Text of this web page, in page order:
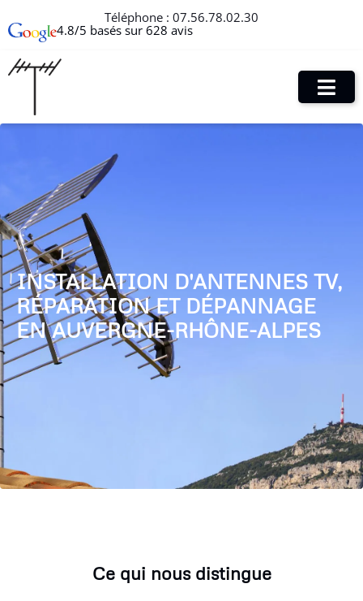
Téléphone : 07.56.78.02.30
4.8/5 basés sur 628 avis
INSTALLATION D'ANTENNES TV,
RÉPARATION ET DÉPANNAGE
EN AUVERGNE-RHÔNE-ALPES
Ce qui nous distingue